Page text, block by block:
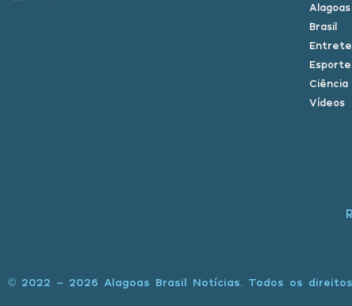
Alagoas
Brasil
Vídeos
© 2022 - 2026 Alagoas Brasil Notícias. Todos os